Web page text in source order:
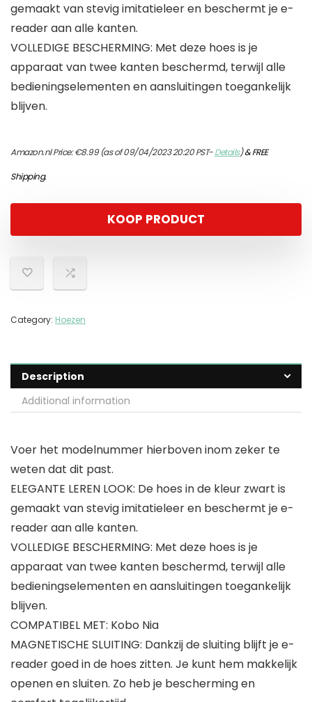
gemaakt van stevig imitatieleer en beschermt je e-
reader aan alle kanten.
VOLLEDIGE BESCHERMING: Met deze hoes is je
apparaat van twee kanten beschermd, terwijl alle
bedieningselementen en aansluitingen toegankelijk
blijven.
Amazon.nl Price:€8.99(as of 09/04/2023 20:20 PST-Details)&FREE
Shipping.
KOOP PRODUCT
Category: Hoezen
Description
Additional information
Voer het modelnummer hierboven inom zeker te
weten dat dit past.
ELEGANTE LEREN LOOK: De hoes in de kleur zwart is
gemaakt van stevig imitatieleer en beschermt je e-
reader aan alle kanten.
VOLLEDIGE BESCHERMING: Met deze hoes is je
apparaat van twee kanten beschermd, terwijl alle
bedieningselementen en aansluitingen toegankelijk
blijven.
COMPATIBEL MET: Kobo Nia
MAGNETISCHE SLUITING: Dankzij de sluiting blijft je e-
reader goed in de hoes zitten. Je kunt hem makkelijk
openen en sluiten. Zo heb je bescherming en